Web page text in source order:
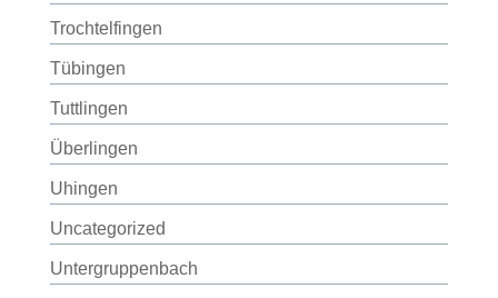
Trochtelfingen
Tübingen
Tuttlingen
Überlingen
Uhingen
Uncategorized
Untergruppenbach